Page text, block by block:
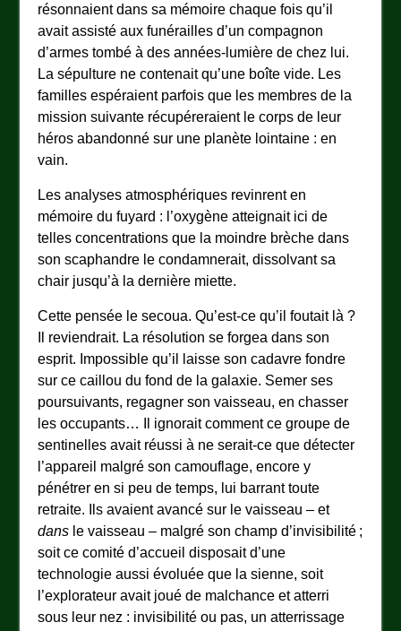
résonnaient dans sa mémoire chaque fois qu’il
avait assisté aux funérailles d’un compagnon
d’armes tombé à des années-lumière de chez lui.
La sépulture ne contenait qu’une boîte vide. Les
familles espéraient parfois que les membres de la
mission suivante récupéreraient le corps de leur
héros abandonné sur une planète lointaine : en
vain.
Les analyses atmosphériques revinrent en
mémoire du fuyard : l’oxygène atteignait ici de
telles concentrations que la moindre brèche dans
son scaphandre le condamnerait, dissolvant sa
chair jusqu’à la dernière miette.
Cette pensée le secoua. Qu’est-ce qu’il foutait là ?
Il reviendrait. La résolution se forgea dans son
esprit. Impossible qu’il laisse son cadavre fondre
sur ce caillou du fond de la galaxie. Semer ses
poursuivants, regagner son vaisseau, en chasser
les occupants… Il ignorait comment ce groupe de
sentinelles avait réussi à ne serait-ce que détecter
l’appareil malgré son camouflage, encore y
pénétrer en si peu de temps, lui barrant toute
retraite. Ils avaient avancé sur le vaisseau – et
dans le vaisseau – malgré son champ d’invisibilité ;
soit ce comité d’accueil disposait d’une
technologie aussi évoluée que la sienne, soit
l’explorateur avait joué de malchance et atterri
sous leur nez : invisibilité ou pas, un atterrissage